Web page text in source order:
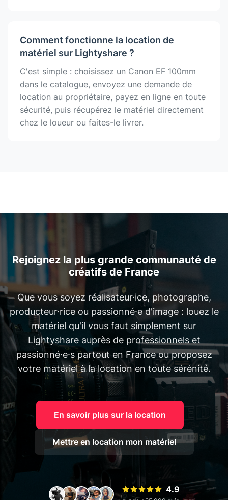
Comment fonctionne la location de
matériel sur Lightyshare ?
C'est simple : choisissez un Canon EF 100mm
dans le catalogue, envoyez une demande de
location au propriétaire, payez en ligne en toute
sécurité, puis récupérez le matériel directement
chez le loueur ou faites-le livrer.
Rejoignez la plus grande communauté de
créatifs de France
Que vous soyez réalisateur·ice, photographe,
producteur·rice ou passionné·e d'image : louez le
matériel qu'il vous faut simplement sur
Lightyshare auprès de professionnels et
passionné·e·s partout en France ou proposez
votre matériel à la location en toute sérénité.
En savoir plus sur la location
Mettre en location mon matériel
4.9